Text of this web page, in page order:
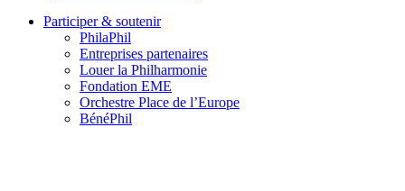
Participer & soutenir
PhilaPhil
Entreprises partenaires
Louer la Philharmonie
Fondation EME
Orchestre Place de l’Europe
BénéPhil